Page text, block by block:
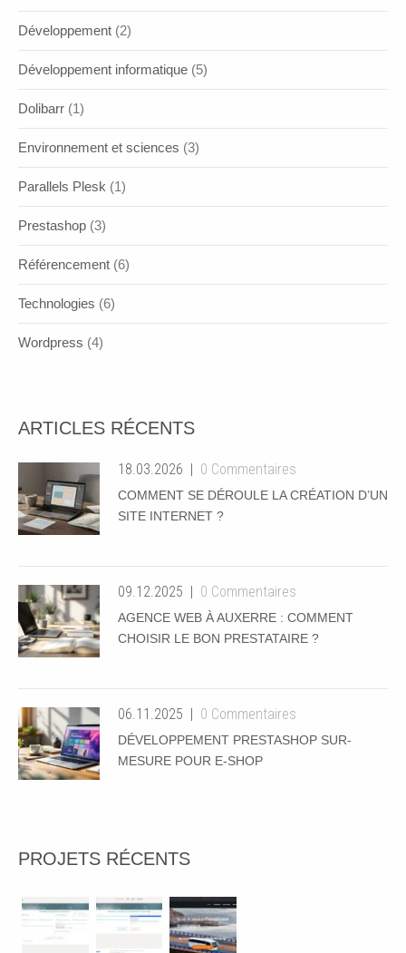
Développement (2)
Développement informatique (5)
Dolibarr (1)
Environnement et sciences (3)
Parallels Plesk (1)
Prestashop (3)
Référencement (6)
Technologies (6)
Wordpress (4)
ARTICLES RÉCENTS
18.03.2026 0 Commentaires
COMMENT SE DÉROULE LA CRÉATION D’UN
SITE INTERNET ?
09.12.2025 0 Commentaires
AGENCE WEB À AUXERRE : COMMENT
CHOISIR LE BON PRESTATAIRE ?
06.11.2025 0 Commentaires
DÉVELOPPEMENT PRESTASHOP SUR-
MESURE POUR E-SHOP
PROJETS RÉCENTS